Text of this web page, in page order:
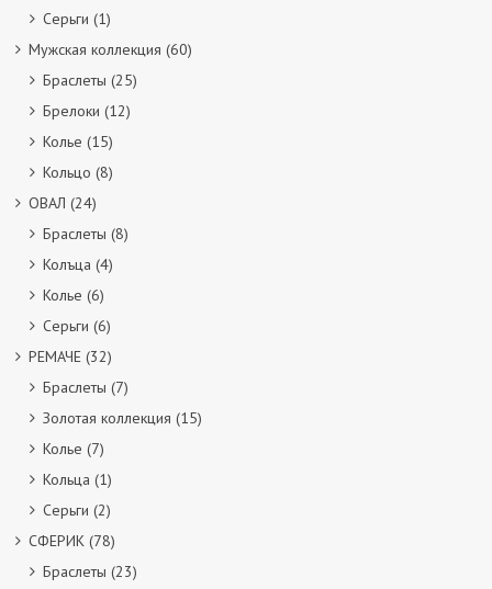
Серьги (1)
Мужская коллекция (60)
Браслеты (25)
Брелоки (12)
Колье (15)
Кольцо (8)
ОВАЛ (24)
Браслеты (8)
Колъца (4)
Колье (6)
Серьги (6)
РЕМАЧЕ (32)
Браслеты (7)
Золотая коллекция (15)
Колье (7)
Кольца (1)
Серьги (2)
СФЕРИК (78)
Браслеты (23)